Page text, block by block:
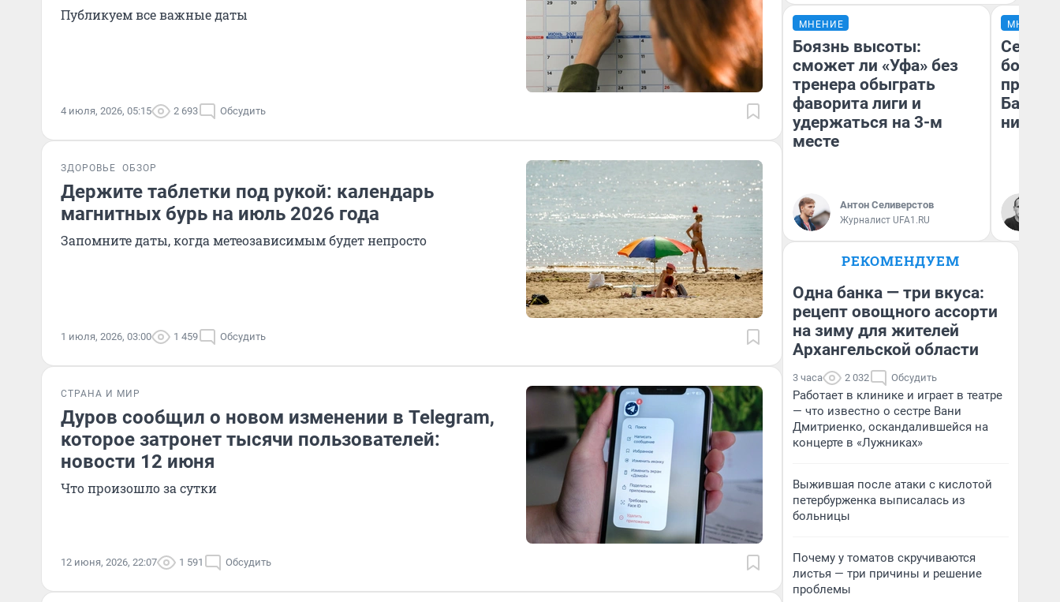
Публикуем все важные даты
4 июля, 2026, 05:15 2 693 Обсудить
ЗДОРОВЬЕ ОБЗОР
Держите таблетки под рукой: календарь
магнитных бурь на июль 2026 года
Запомните даты, когда метеозависимым будет непросто
1 июля, 2026, 03:00 1 459 Обсудить
СТРАНА И МИР
Дуров сообщил о новом изменении в Telegram,
которое затронет тысячи пользователей:
новости 12 июня
Что произошло за сутки
12 июня, 2026, 22:07 1 591 Обсудить
МНЕНИЕ
Боязнь высоты:
сможет ли «Уфа» без
тренера обыграть
фаворита лиги и
удержаться на 3-м
месте
Антон Селиверстов
Журналист UFA1.RU
МНЕНИЕ
Север
них
РЕКОМЕНДУЕМ
Одна банка — три вкуса:
рецепт овощного ассорти
на зиму для жителей
Архангельской области
3 часа 2 032 Обсудить
Работает в клинике и играет в театре
— что известно о сестре Вани
Дмитриенко, оскандалившейся на
концерте в «Лужниках»
Выжившая после атаки с кислотой
петербурженка выписалась из
больницы
Почему у томатов скручиваются
листья — три причины и решение
проблемы